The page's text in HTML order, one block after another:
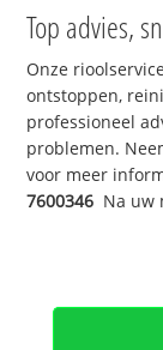
Top advies,
Onze
ontstoppen,
professioneel
problemen.
voor meer
7600346 Na uw